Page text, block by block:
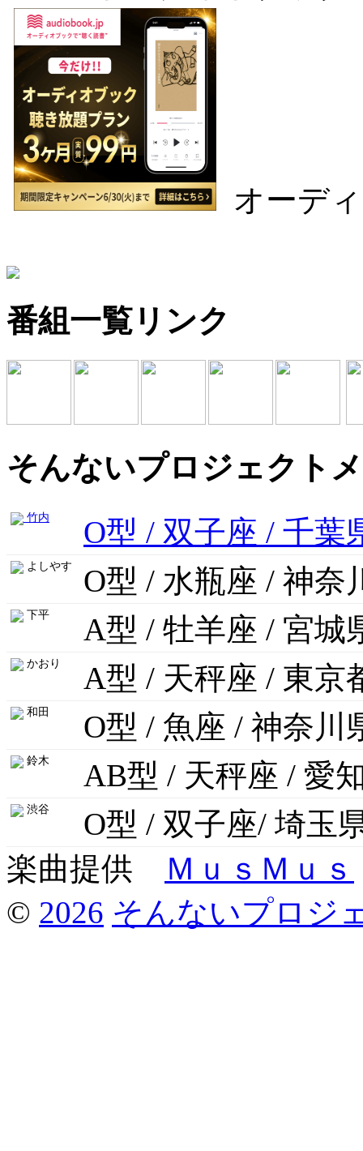
オーデ
番組一覧リンク
そんないプロジェクト
竹内 O型 / 双子座 / 千葉
よしやす O型 / 水瓶座 / 神奈
下平 A型 / 牡羊座 / 宮城
かおり A型 / 天秤座 / 東京
和田 O型 / 魚座 / 神奈川
鈴木 AB型 / 天秤座 / 愛
渋谷
O型 / 双子座/ 埼玉
楽曲提供
ＭｕｓＭｕｓ
© 2026 そんないプロジ